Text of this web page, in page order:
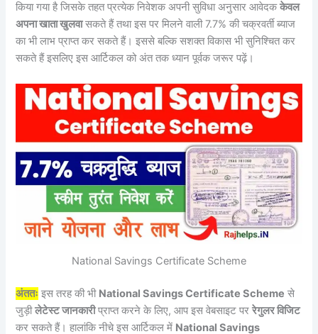
किया गया है जिसके तहत प्रत्येक निवेशक अपनी सुविधा अनुसार आवेदककेवल
अपना खाता खुलवासकते हैं तथा इस पर मिलने वाली 7.7% की चक्रवर्ती ब्याज
का भी लाभ प्राप्त कर सकते हैं। इससे बल्कि सशक्त विकास भी सुनिश्चित कर
सकते हैं इसलिए इस आर्टिकल को अंत तक ध्यान पूर्वक जरूर पढ़ें।
National Savings Certificate Scheme
अंततः इस तरह की भी National Savings Certificate Scheme से
जुड़ीलेटेस्ट जानकारीप्राप्त करने के लिए, आप इस वेबसाइट पररेगुलर विजिट
कर सकते हैं। हालांकि नीचे इस आर्टिकल में National Savings